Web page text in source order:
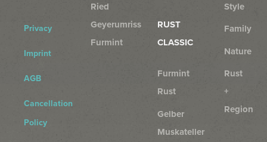
Privacy
Imprint
AGB
Cancellation
Policy
Ried
Geyerumriss
Furmint
RUST
CLASSIC
Furmint
Rust
Gelber
Muskateller
Style
Family
Nature
Rust
+
Region